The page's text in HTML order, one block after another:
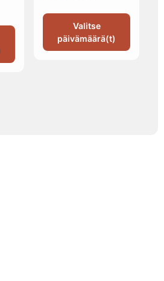
Valitse
päivämäärä(t)